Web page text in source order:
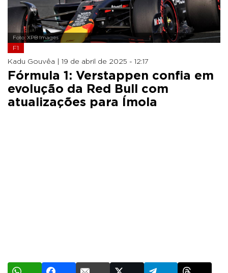
Foto: XPB Images
F1
Kadu Gouvêa | 19 de abril de 2025 - 12:17
Fórmula 1: Verstappen confia em
evolução da Red Bull com
atualizações para Ímola